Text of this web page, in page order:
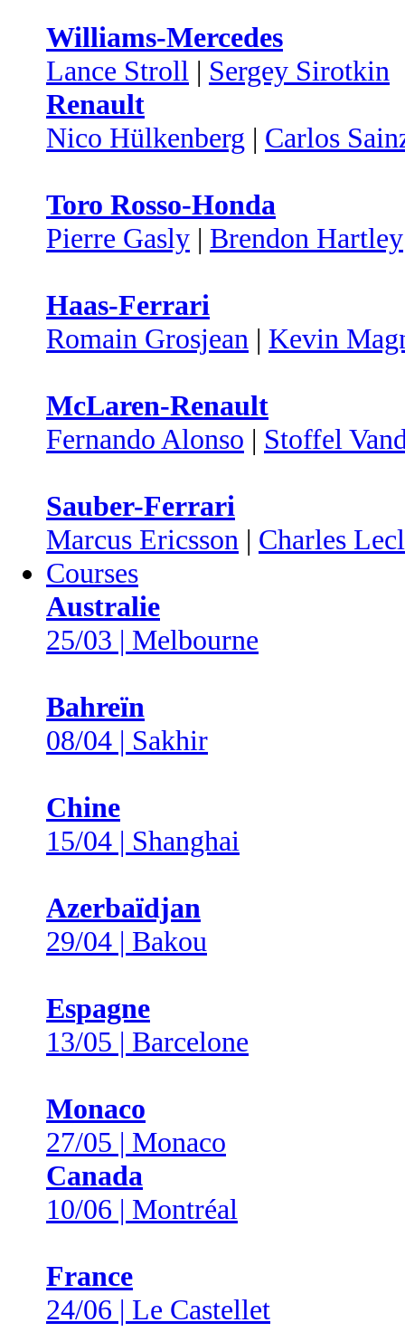
Williams-Mercedes
Lance Stroll | Sergey Sirotkin
Renault
Nico Hülkenberg | Carlos
Toro Rosso-Honda
Pierre Gasly | Brendon Hartley
Haas-Ferrari
Romain Grosjean | Kevin
McLaren-Renault
Fernando Alonso | Stoffel
Sauber-Ferrari
Marcus Ericsson | Charles
Courses
Australie
25/03 | Melbourne
Bahreïn
08/04 | Sakhir
Chine
15/04 | Shanghai
Azerbaïdjan
29/04 | Bakou
Espagne
13/05 | Barcelone
Monaco
27/05 | Monaco
Canada
10/06 | Montréal
France
24/06 | Le Castellet